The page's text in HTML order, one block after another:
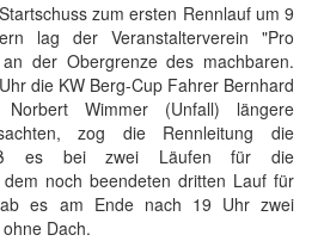
zum ersten Rennlauf um 9
lag der Veranstalterverein "Pro
der Obergrenze des machbaren.
die KW Berg-Cup Fahrer Bernhard
Wimmer (Unfall) längere
zog die Rennleitung die
es bei zwei Läufen für die
noch beendeten dritten Lauf für
es am Ende nach 19 Uhr zwei
Dach.